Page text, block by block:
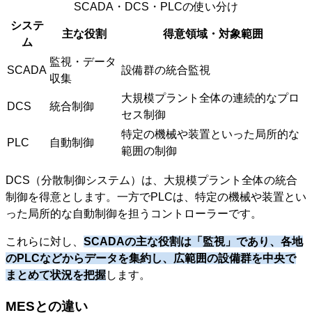
SCADA・DCS・PLCの使い分け
システ
ム
主な役割 得意領域・対象範囲
SCADA
監視・データ
収集
設備群の統合監視
DCS 統合制御
大規模プラント全体の連続的なプロ
セス制御
PLC 自動制御
特定の機械や装置といった局所的な
範囲の制御
DCS（分散制御システム）は、大規模プラント全体の統合
制御を得意とします。一方でPLCは、特定の機械や装置とい
った局所的な自動制御を担うコントローラーです。
これらに対し、 SCADAの主な役割は「監視」であり、各地
のPLCなどからデータを集約し、広範囲の設備群を中央で
まとめて状況を把握します。
MESとの違い